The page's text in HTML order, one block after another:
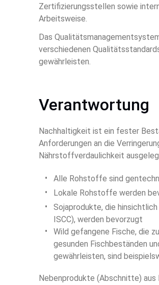
Zertifizierungsstellen sowie
Arbeitsweise.
Das
verschiedenen
gewährleisten.
Verantwortung
Nachhaltigkeit ist ein fester
Anforderungen an die
Nährstoffverdaulichkeit
Alle Rohstoffe sind
Lokale Rohstoffe werden
Sojaprodukte, die
ISCC), werden bevorzugt
Wild gefangene Fische, die
gesunden Fischbeständen
gewährleisten, sind
Nebenprodukte (Abschnitte)